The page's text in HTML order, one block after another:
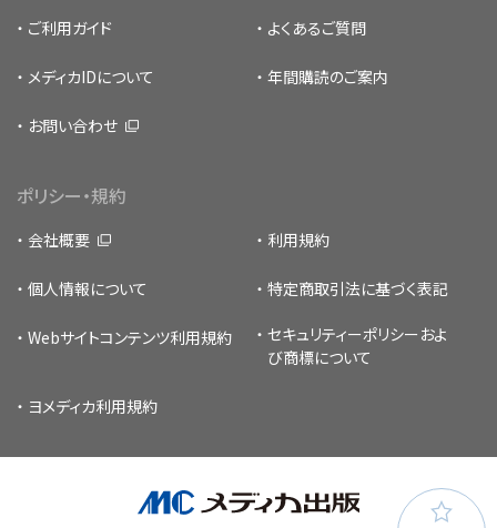
ご利用ガイド よくあるご質問
メディカIDについて 年間購読のご案内
お問い合わせ
ポリシー・規約
会社概要 利用規約
個人情報について 特定商取引法に基づく表記
Webサイトコンテンツ利用規約 セキュリティーポリシー およ
び商標について
ヨメディカ利用規約